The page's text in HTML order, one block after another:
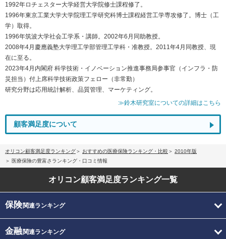
1992年ロチェスター大学経営大学院修士課程修了。
1996年東京工業大学大学院理工学研究科博士課程経営工学専攻修了。博士（工
学）取得。
1996年筑波大学社会工学系・講師。2002年6月同助教授。
2008年4月慶應義塾大学理工学部管理工学科・准教授。2011年4月同教授、現
在に至る。
2023年4月内閣府 科学技術・イノベーション推進事務局参事官（インフラ・防
災担当）付上席科学技術政策フェロー（非常勤）
研究分野は応用統計解析、品質管理、マーケティング。
≫鈴木研究室についての詳細はこちら
顧客満足度について
オリコン顧客満足度ランキング おすすめの医療保険ランキング・比較
2010年版
医療保険の豊富さランキング・口コミ情報
オリコン顧客満足度ランキング一覧
保険関連ランキング
金融関連ランキング